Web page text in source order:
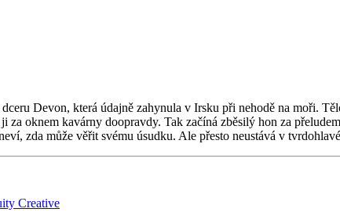
Devon, která údajně zahynula v Irsku při nehodě na moři.
oknem kavárny doopravdy. Tak začíná zběsilý hon za
zda může věřit svému úsudku. Ale přesto neustává v
Creative